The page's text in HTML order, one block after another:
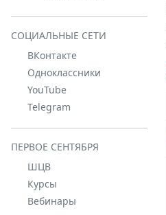
СОЦИАЛЬНЫЕ СЕТИ
ВКонтакте
Одноклассники
YouTube
Telegram
ПЕРВОЕ СЕНТЯБРЯ
ШЦВ
Курсы
Вебинары